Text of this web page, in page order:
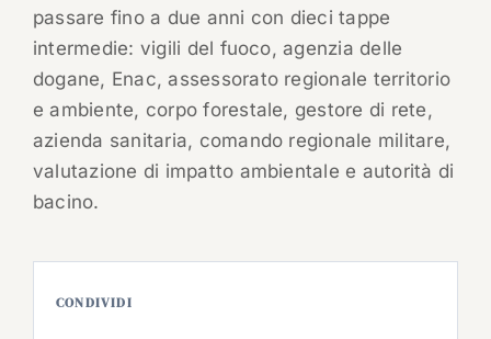
passare fino a due anni con dieci tappe
intermedie: vigili del fuoco, agenzia delle
dogane, Enac, assessorato regionale territorio
e ambiente, corpo forestale, gestore di rete,
azienda sanitaria, comando regionale militare,
valutazione di impatto ambientale e autorità di
bacino.
CONDIVIDI